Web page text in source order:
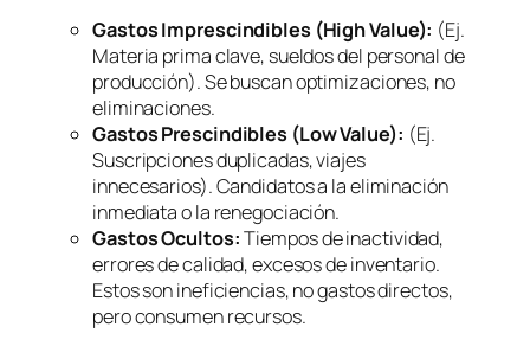
Gastos Imprescindibles (High Value): (Ej.
Materia prima clave, sueldos del personal de
producción). Se buscan optimizaciones, no
eliminaciones.
Gastos Prescindibles (Low Value): (Ej.
Suscripciones duplicadas, viajes
innecesarios). Candidatos a la eliminación
inmediata o la renegociación.
Gastos Ocultos:Tiempos de inactividad,
errores de calidad, excesos de inventario.
Estos son ineficiencias, no gastos directos,
pero consumen recursos.